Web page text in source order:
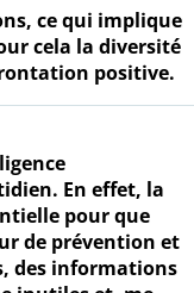
ce qui implique
cela la diversité
positive.
En effet, la
pour que
de prévention et
des informations